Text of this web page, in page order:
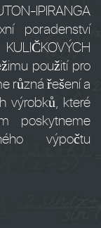
IPIRANGA
poradenství
použití pro
různá řešení a
výrobků, které
poskytneme
výpočtu